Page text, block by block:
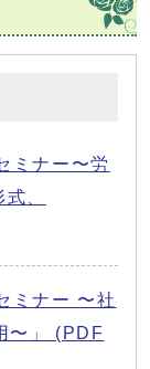
ミナー〜労
、
ミナー 〜社
〜」 (PDF